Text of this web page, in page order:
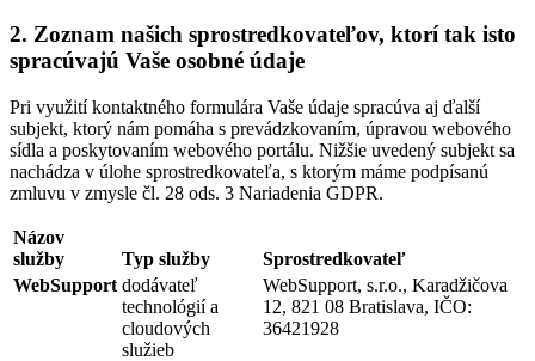
2. Zoznam našich sprostredkovateľov, ktorí tak isto
spracúvajú Vaše osobné údaje
Pri využití kontaktného formulára Vaše údaje spracúva aj ďalší
subjekt, ktorý nám pomáha s prevádzkovaním, úpravou webového
sídla a poskytovaním webového portálu. Nižšie uvedený subjekt sa
nachádza v úlohe sprostredkovateľa, s ktorým máme podpísanú
zmluvu v zmysle čl. 28 ods. 3 Nariadenia GDPR.
Názov
služby
Typ služby
Sprostredkovateľ
WebSupport dodávateľ
technológií a
cloudových
služieb
WebSupport, s.r.o., Karadžičova
12, 821 08 Bratislava, IČO:
36421928